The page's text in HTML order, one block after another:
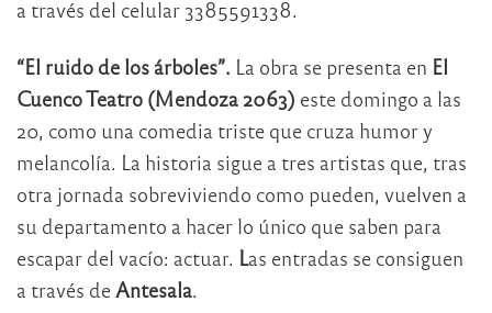
a través del celular 3385591338.
“El ruido de los árboles”. La obra se presenta en El
Cuenco Teatro (Mendoza 2063) este domingo a las
20, como una comedia triste que cruza humor y
melancolía. La historia sigue a tres artistas que, tras
otra jornada sobreviviendo como pueden, vuelven a
su departamento a hacer lo único que saben para
escapar del vacío: actuar. Las entradas se consiguen
a través de Antesala.